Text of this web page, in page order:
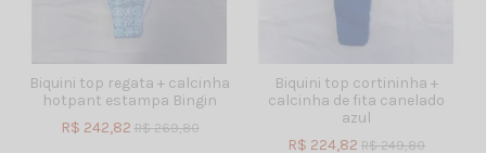
Biquini top regata + calcinha
hotpant estampa Bingin
R$ 242,82 R$ 269,80
Biquini top cortininha +
calcinha de fita canelado
azul
R$ 224,82 R$ 249,80